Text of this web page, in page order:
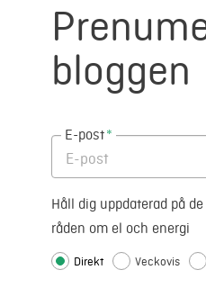
bloggen
E-post*
Håll dig uppdaterad på
råden om el och energi
Direkt Veckovis